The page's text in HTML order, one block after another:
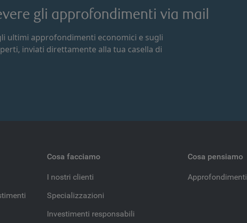
gli approfondimenti via mail
ultimi approfondimenti economici e sugli
inviati direttamente alla tua casella di
Cosa facciamo
I nostri clienti
Specializzazioni
Investimenti responsabili
Cosa pensiamo
Approfondimenti